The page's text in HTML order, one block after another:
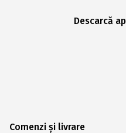
Descarcă
Comenzi și livrare